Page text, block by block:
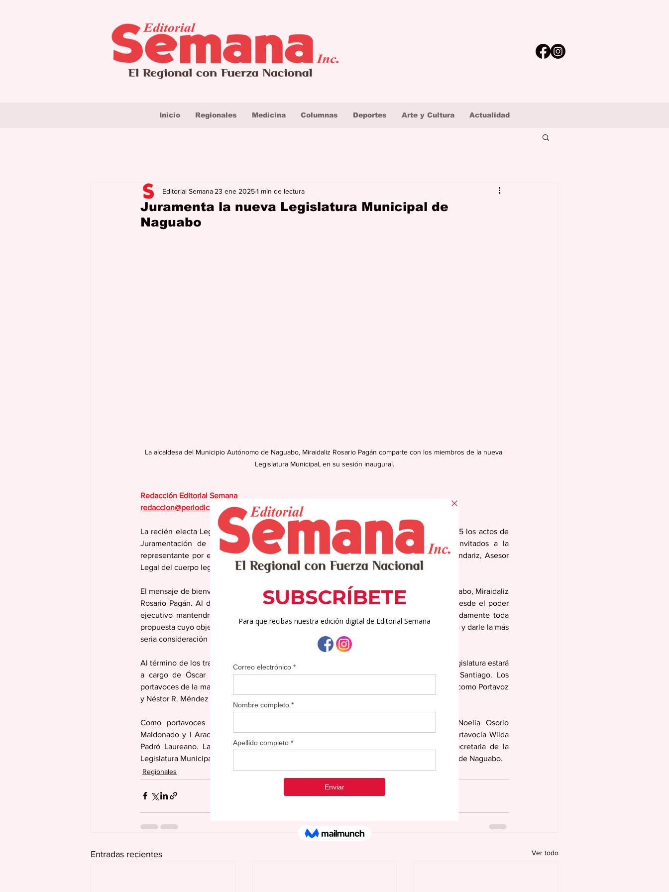
Inicio Regionales Medicina Columnas Deportes Arte y Cultura Actualidad
Juramenta la nueva Legislatura Municipal de
Naguabo
Editorial Semana 23 ene 20251 min de lectura
La alcaldesa del Municipio Autónomo de Naguabo, Miraidaliz Rosario Pagán comparte con los miembros de la nueva
Legislatura Municipal, en su sesión inaugural.
Redacción Editorial Semana
redaccion@periodicolasemana.net
La recién electa Legislatura Municipal de Naguabo celebró el pasado 13 de enero de 2025 los actos de
Juramentación de sus miembros en su sesión inaugural. La actividad contó como invitados a la
representante por el Distrito 35, Sol Y. Higgins Cuadrado y el Lcdo. René Arrillaga Armendariz, Asesor
Legal del cuerpo legislativo.
El mensaje de bienvenida estuvo a cargo de la alcaldesa del Municipio Autónomo de Naguabo, Miraidaliz
Rosario Pagán. Al dirigirse a los presentes la principal Ejecutiva Municipal señaló que, “desde el poder
ejecutivo mantendremos siempre la apertura necesaria para examinar y calibrar adecuadamente toda
propuesta cuyo objetivo sea adelantar los mejores intereses de nuestro pueblo de Naguabo y darle la más
seria consideración a la misma.
Al término de los trabajos juramentaron los 14 legisladores electos. La presidencia de la Legislatura estará
a cargo de Óscar Cruz Rodríguez, y en la Vice Presidencia actuará Lisnette Burgos Santiago. Los
portavoces de la mayoría del Partido Popular Democrático lo serán Edgardo Burgos Rivera, como Portavoz
y Néstor R. Méndez Torres como Portavoz Alterno.
Como portavoces de la minoría del Partido Nuevo Progresista fueron designados Noelia Osorio
Maldonado y l Aracelis González Rivera. Por el partido Proyecto Dignidad ocupará la Portavocía Wilda
Padró Laureano. La Sra. Lian M. Santana Nieves continuará desempeñándose como Secretaria de la
Legislatura Municipal y el Sr. Luis Santiago Nazario como Oficial de la Legislatura Municipal de Naguabo.
Regionales
Entradas recientes Ver todo